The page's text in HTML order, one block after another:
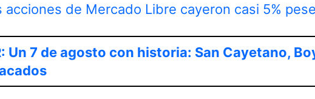
acciones de Mercado Libre cayeron casi 5%
Un 7 de agosto con historia: San Cayetano,